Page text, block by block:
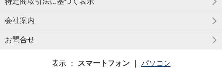
会社案内
お問合せ
表示 ： スマートフォン｜ パソコン